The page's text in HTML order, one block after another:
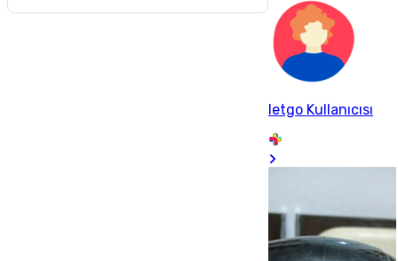
letgo Kullanıcısı